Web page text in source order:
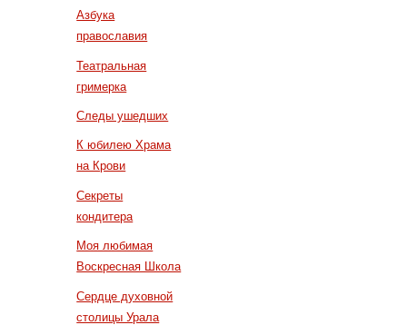
Азбука
православия
Театральная
гримерка
Следы ушедших
К юбилею Храма
на Крови
Секреты
кондитера
Моя любимая
Воскресная Школа
Сердце духовной
столицы Урала